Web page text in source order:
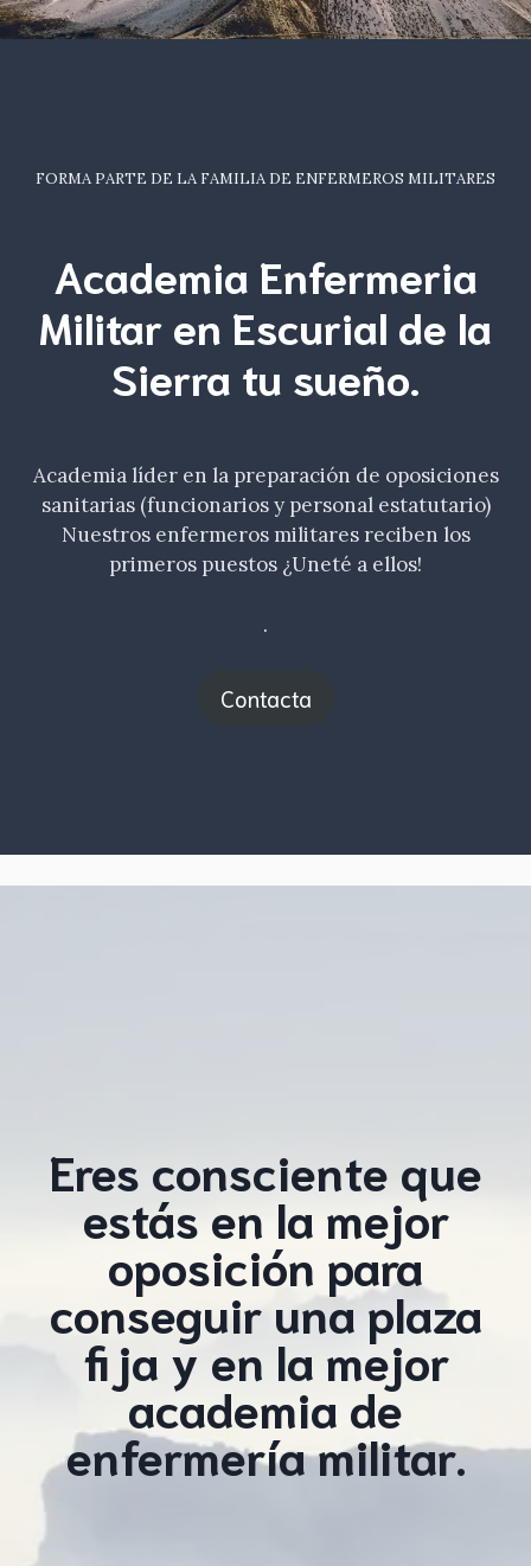
FORMA PARTE DE LA FAMILIA DE ENFERMEROS MILITARES
Academia Enfermeria
Militar en Escurial de la
Sierra tu sueño.
Academia líder en la preparación de oposiciones
sanitarias (funcionarios y personal estatutario)
Nuestros enfermeros militares reciben los
primeros puestos ¿Uneté a ellos!
.
Contacta
Eres consciente que
estás en la mejor
oposición para
conseguir una plaza
fija y en la mejor
academia de
enfermería militar.